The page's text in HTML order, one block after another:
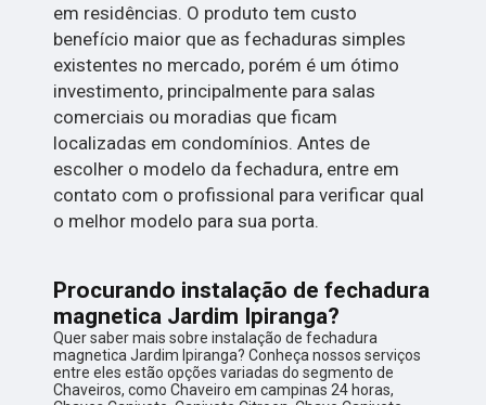
em residências. O produto tem custo
benefício maior que as fechaduras simples
existentes no mercado, porém é um ótimo
investimento, principalmente para salas
comerciais ou moradias que ficam
localizadas em condomínios. Antes de
escolher o modelo da fechadura, entre em
contato com o profissional para verificar qual
o melhor modelo para sua porta.
Procurando instalação de fechadura
magnetica Jardim Ipiranga?
Quer saber mais sobre instalação de fechadura
magnetica Jardim Ipiranga? Conheça nossos serviços
entre eles estão opções variadas do segmento de
Chaveiros, como Chaveiro em campinas 24 horas,